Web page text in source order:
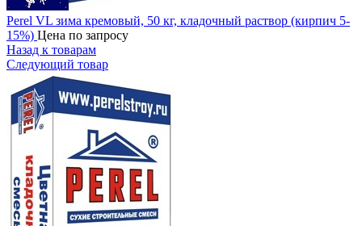
Perel VL зима кремовый, 50 кг, кладочный раствор (кирпич 5-
15%) Цена по запросу
Назад к товарам
Следующий товар